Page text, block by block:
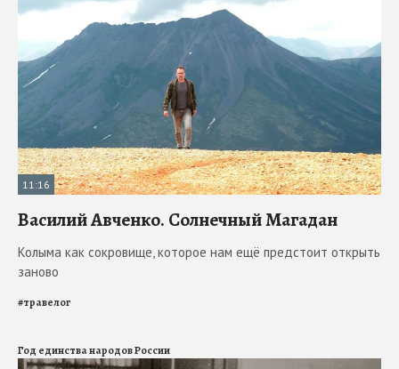
11:16
Василий Авченко. Солнечный Магадан
Колыма как сокровище, которое нам ещё предстоит открыть
заново
#травелог
Год единства народов России